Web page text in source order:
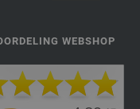
WEBSHOP